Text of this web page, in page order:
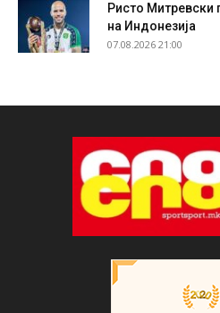
Ристо Митревски
на Индонезија
07.08.2026 21:00